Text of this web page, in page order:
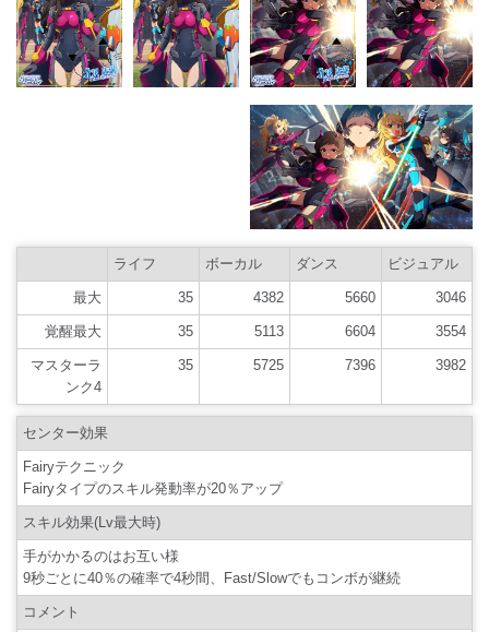
ライフ ボーカル ダンス ビジュアル
最大 35 4382 5660 3046
覚醒最大 35 5113 6604 3554
マスターラ
ンク4
35 5725 7396 3982
センター効果
Fairyテクニック
Fairyタイプのスキル発動率が20％アップ
スキル効果(Lv最大時)
手がかかるのはお互い様
9秒ごとに40％の確率で4秒間、Fast/Slowでもコンボが継続
コメント